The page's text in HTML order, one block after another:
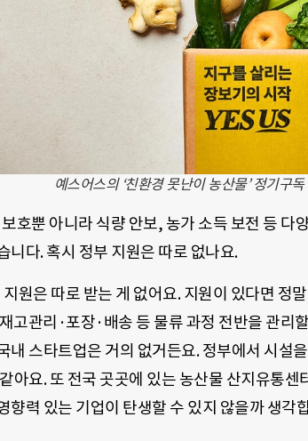
예스어스의 ‘친환경 못난이 농산물’ 정기구
호뿐 아니라 식량 안보, 농가 소득 보전 등 다
니다. 혹시 정부 지원은 따로 없나요.
지원은 따로 받는 게 없어요. 지원이 있다면 정
고관리·포장·배송 등 물류 과정 전반을 관리
내 스타트업은 거의 없거든요. 정부에서 시설
아요. 또 전국 곳곳에 있는 농산물 산지유통
향력 있는 기업이 탄생할 수 있지 않을까 생각